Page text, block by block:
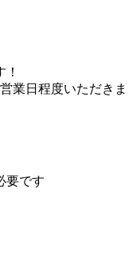
業日程度いただきま
要です